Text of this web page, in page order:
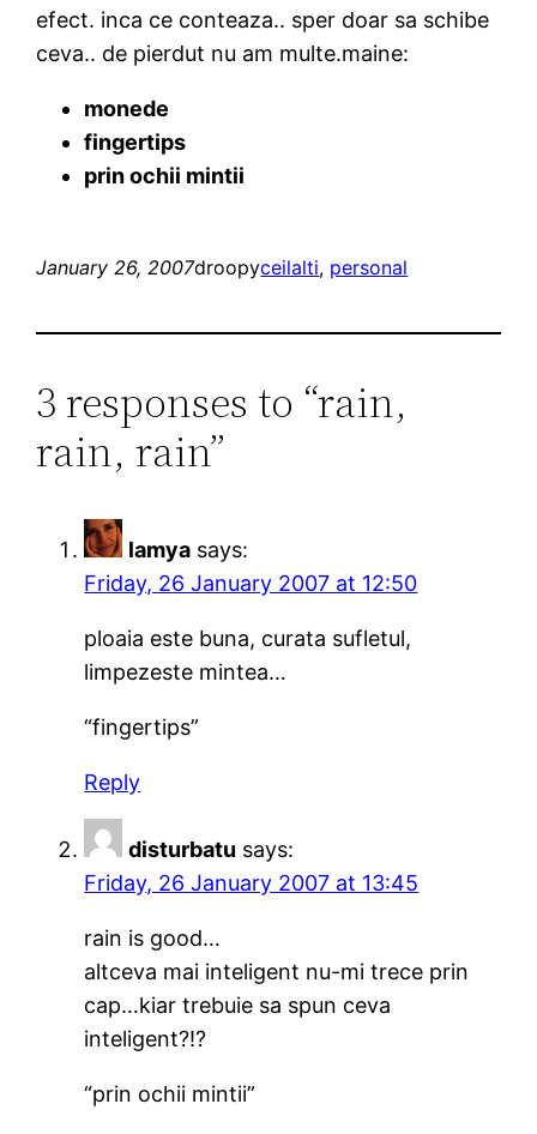
efect. inca ce conteaza.. sper doar sa schibe
ceva.. de pierdut nu am multe.maine:
monede
fingertips
prin ochii mintii
January 26, 2007droopyceilalti, personal
3 responses to “rain,
rain, rain”
lamya says:
Friday, 26 January 2007 at 12:50
ploaia este buna, curata sufletul,
limpezeste mintea…
“fingertips”
Reply
disturbatu says:
Friday, 26 January 2007 at 13:45
rain is good…
altceva mai inteligent nu-mi trece prin
cap…kiar trebuie sa spun ceva
inteligent?!?
“prin ochii mintii”